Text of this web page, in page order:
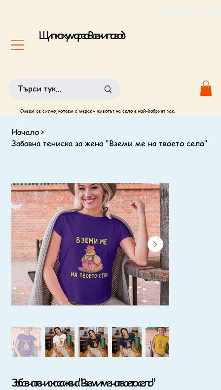
Щипка хумор за Всеки повод
Смеем се силно, копаем с мерак – животът на село е най-добрият хак.
Начало>
Забавна тениска за жена "Вземи ме на твоето село"
Забавна тениска за жена "Вземи ме на твоето село"